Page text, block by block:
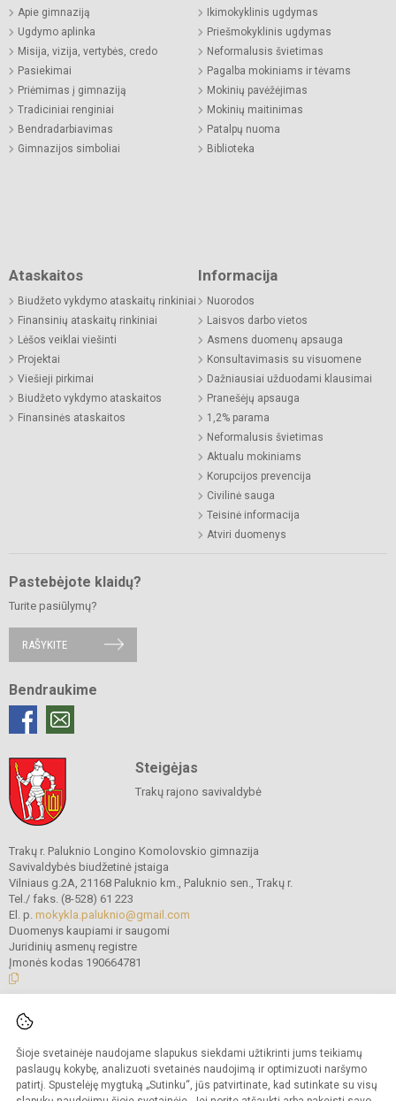
Šioje svetainėje naudojame slapukus siekdami užtikrinti jums teikiamų
paslaugų kokybę, analizuoti svetainės naudojimą ir optimizuoti naršymo
patirtį. Spustelėję mygtuką „Sutinku“, jūs patvirtinate, kad sutinkate su visų
Apie gimnaziją
Ugdymo aplinka
Misija, vizija, vertybės, credo
Pasiekimai
Priėmimas į gimnaziją
Tradiciniai renginiai
Bendradarbiavimas
Gimnazijos simboliai
Ikimokyklinis ugdymas
Priešmokyklinis ugdymas
Neformalusis švietimas
Pagalba mokiniams ir tėvams
Mokinių pavėžėjimas
Mokinių maitinimas
Patalpų nuoma
Biblioteka
Ataskaitos
Biudžeto vykdymo ataskaitų rinkiniai
Finansinių ataskaitų rinkiniai
Lėšos veiklai viešinti
Projektai
Viešieji pirkimai
Biudžeto vykdymo ataskaitos
Finansinės ataskaitos
Informacija
Nuorodos
Laisvos darbo vietos
Asmens duomenų apsauga
Konsultavimasis su visuomene
Dažniausiai užduodami klausimai
Pranešėjų apsauga
1,2% parama
Neformalusis švietimas
Aktualu mokiniams
Korupcijos prevencija
Civilinė sauga
Teisinė informacija
Atviri duomenys
Pastebėjote klaidų?
Turite pasiūlymų?
RAŠYKITE
Bendraukime
Steigėjas
Trakų rajono savivaldybė
Trakų r. Paluknio Longino Komolovskio gimnazija
Savivaldybės biudžetinė įstaiga
Vilniaus g.2A, 21168 Paluknio km., Paluknio sen., Trakų r.
Tel./ faks. (8-528) 61 223
El. p. mokykla.paluknio@gmail.com
Duomenys kaupiami ir saugomi
Juridinių asmenų registre
Įmonės kodas 190664781
© 2021. Trakų r. Paluknio Longino Komolovskio gimnazija. Visos teisės
Kopijuoti turinį be raštiško gimnazijos administracijos sutikimo griežtai
draudžiama.
Prieinamumo paraiška Slapukų valdymas